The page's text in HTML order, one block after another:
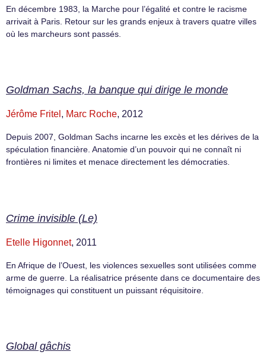
En décembre 1983, la Marche pour l’égalité et contre le racisme
arrivait à Paris. Retour sur les grands enjeux à travers quatre villes
où les marcheurs sont passés.
Goldman Sachs, la banque qui dirige le monde
Jérôme Fritel , Marc Roche, 2012
Depuis 2007, Goldman Sachs incarne les excès et les dérives de la
spéculation financière. Anatomie d’un pouvoir qui ne connaît ni
frontières ni limites et menace directement les démocraties.
Crime invisible (Le)
Etelle Higonnet, 2011
En Afrique de l’Ouest, les violences sexuelles sont utilisées comme
arme de guerre. La réalisatrice présente dans ce documentaire des
témoignages qui constituent un puissant réquisitoire.
Global gâchis